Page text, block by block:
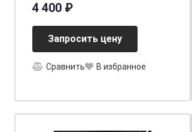
4 400 ₽
Запросить цену
Сравнить В избранное